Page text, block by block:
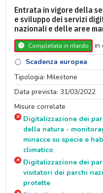
Entrata in vigore della
e sviluppo dei servizi
nazionali e delle aree
Completata in ritardo
in
Scadenza europea
Tipologia: Milestone
Data prevista: 31/03/2022
Misure correlate
Digitalizzazione dei
della natura -
minacce su specie e
climatico
Digitalizzazione dei
visitatori dei parchi
protette